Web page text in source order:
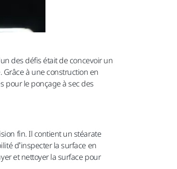
des défis était de concevoir un
à une construction en
pour le ponçage à sec des
fin. Il contient un stéarate
d’inspecter la surface en
et nettoyer la surface pour